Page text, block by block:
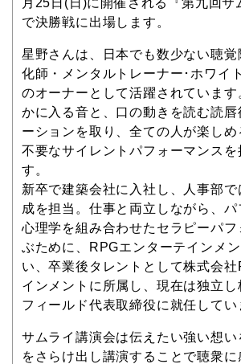
で決勝戦に出場します。
星野さんは、日本でも数少ない聴覚
化師・メンタルトレーナー･ホワイ
のオーナーとして活躍されています
かに入る音と、口の動きを読む読唇
ーションを取り、全ての人が楽し
不要なサイレントパフォーマンスを
す。
新卒で建築会社に入社し、人事部で
成を担当。仕事と両立しながら、パ
心理学を組み合わせたセラピーパフ
ぶために、RPGエンターテインメ
い、卒業後タレントとして株式会
インメントに所属し、現在は独立し
フィールド代表取締役に就任してい
サムライ講演会は伝えたい強い想い
をさらけ出し講演することで聴衆